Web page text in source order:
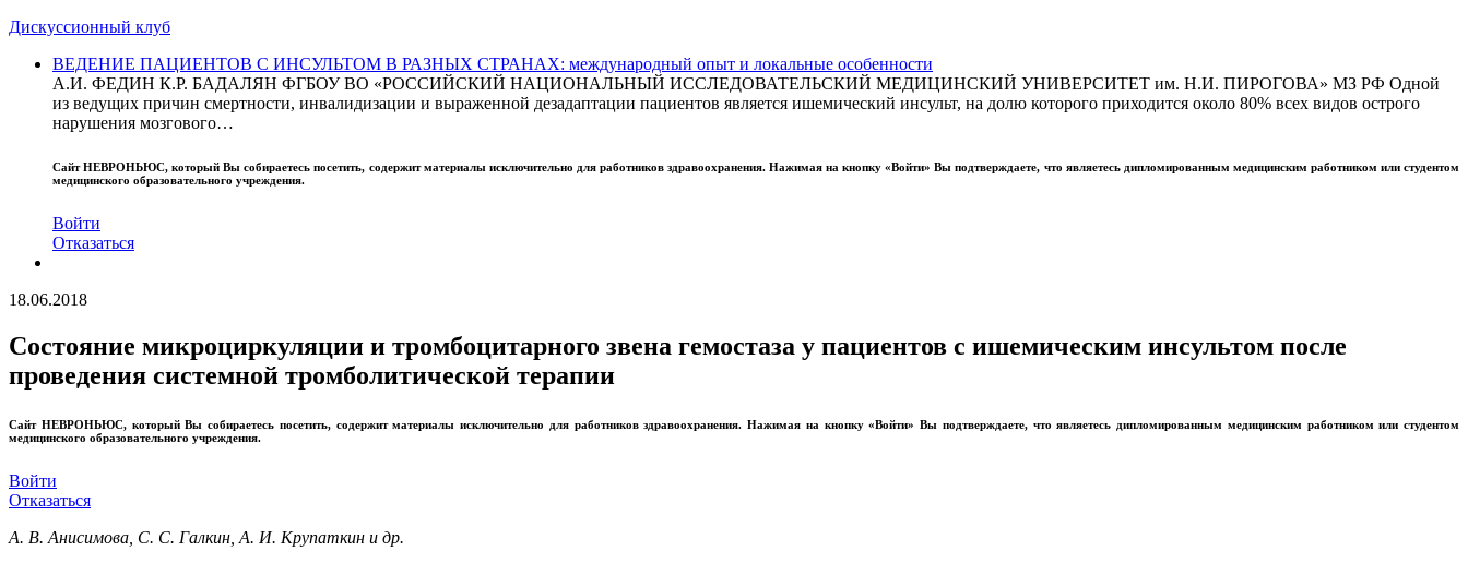
Дискуссионный клуб
ВЕДЕНИЕ ПАЦИЕНТОВ С ИНСУЛЬТОМ В РАЗНЫХ СТРАНАХ: международный опыт и локальные особенности
А.И. ФЕДИН К.Р. БАДАЛЯН ФГБОУ ВО «РОССИЙСКИЙ НАЦИОНАЛЬНЫЙ ИССЛЕДОВАТЕЛЬСКИЙ МЕДИЦИНСКИЙ УНИВЕРСИТЕТ им. Н.И. ПИРОГОВА» МЗ РФ Одной
из ведущих причин смертности, инвалидизации и выраженной дезадаптации пациентов является ишемический инсульт, на долю которого приходится около 80% всех видов острого
нарушения мозгового…
СайтНЕВРОНЬЮС, который Вы собираетесь посетить, содержит материалы исключительно для работников здравоохранения. Нажимая на кнопку «Войти» Вы подтверждаете, что являетесь дипломированным медицинским работником или студентом
медицинского образовательного учреждения.
Войти
Отказаться
18.06.2018
Состояние микроциркуляции и тромбоцитарного звена гемостаза у пациентов с ишемическим инсультом после
проведения системной тромболитической терапии
Сайт НЕВРОНЬЮС, который Вы собираетесь посетить, содержит материалы исключительно для работников здравоохранения. Нажимая на кнопку «Войти» Вы подтверждаете, что являетесь дипломированным медицинским работником или студентом
медицинского образовательного учреждения.
Войти
Отказаться
А. В. Анисимова, С. С. Галкин, А. И. Крупаткин и др.